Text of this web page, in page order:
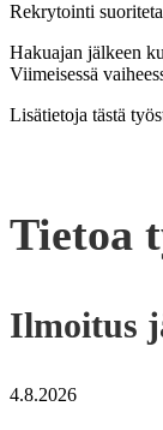
Rekrytointi
Hakuajan jälkeen
Viimeisessä
Lisätietoja tästä
Tietoa
Ilmoitus
4.8.2026